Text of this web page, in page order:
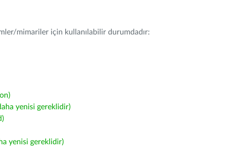
mimariler için kullanılabilir durumdadır:
yenisi gereklidir)
yenisi gereklidir)